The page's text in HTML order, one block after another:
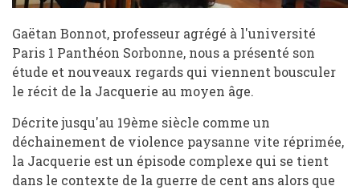
Gaëtan Bonnot, professeur agrégé à l'université
Paris 1 Panthéon Sorbonne, nous a présenté son
étude et nouveaux regards qui viennent bousculer
le récit de la Jacquerie au moyen âge.
Décrite jusqu'au 19ème siècle comme un
déchainement de violence paysanne vite réprimée,
la Jacquerie est un épisode complexe qui se tient
dans le contexte de la guerre de cent ans alors que